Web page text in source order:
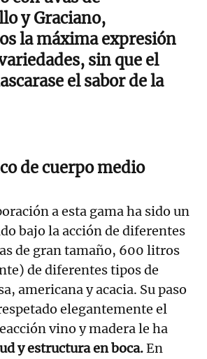
y Graciano,
la máxima expresión
sin que el
el sabor de la
de cuerpo medio
a esta gama ha sido un
bajo la acción de diferentes
de gran tamaño, 600 litros
de diferentes tipos de
americana y acacia. Su paso
elegantemente el
vino y madera le ha
y estructura en boca.En